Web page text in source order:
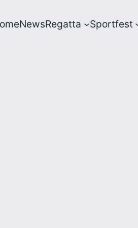
NewsRegatta Sportfest